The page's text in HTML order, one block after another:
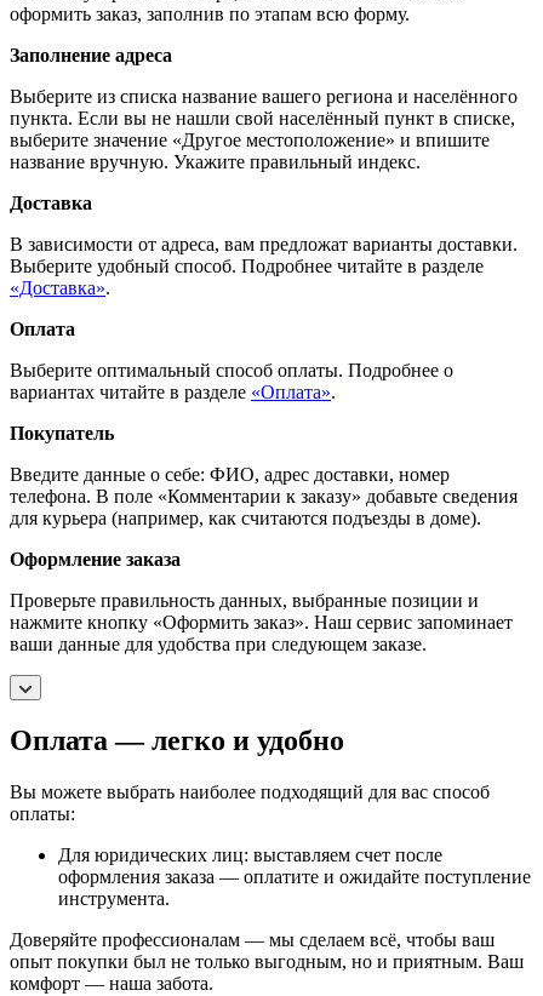
оформить заказ, заполнив по этапам всю форму.
Заполнение адреса
Выберите из списка название вашего региона и населённого
пункта. Если вы не нашли свой населённый пункт в списке,
выберите значение «Другое местоположение» и впишите
название вручную. Укажите правильный индекс.
Доставка
В зависимости от адреса, вам предложат варианты доставки.
Выберите удобный способ. Подробнее читайте в разделе
«Доставка».
Оплата
Выберите оптимальный способ оплаты. Подробнее о
вариантах читайте в разделе «Оплата».
Покупатель
Введите данные о себе: ФИО, адрес доставки, номер
телефона. В поле «Комментарии к заказу» добавьте сведения
для курьера (например, как считаются подъезды в доме).
Оформление заказа
Проверьте правильность данных, выбранные позиции и
нажмите кнопку «Оформить заказ». Наш сервис запоминает
ваши данные для удобства при следующем заказе.
Оплата — легко и удобно
Вы можете выбрать наиболее подходящий для вас способ
оплаты:
Для юридических лиц: выставляем счет после
оформления заказа — оплатите и ожидайте поступление
инструмента.
Доверяйте профессионалам — мы сделаем всё, чтобы ваш
опыт покупки был не только выгодным, но и приятным. Ваш
комфорт — наша забота.